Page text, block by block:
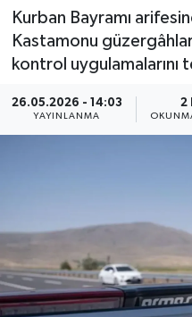
Kurban Bayramı
Kastamonu
kontrol uygulamalarını
26.05.2026 - 14:03
YAYINLANMA
2
Çatalzeytin
Cide Haberleri
Doğanyurt
Hanönü Haberleri